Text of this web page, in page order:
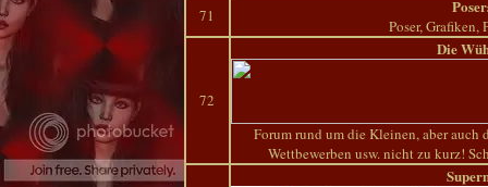
71
Poser, Grafiken,
72
Die
Forum rund um die Kleinen, aber
Wettbewerben usw. nicht zu kurz!